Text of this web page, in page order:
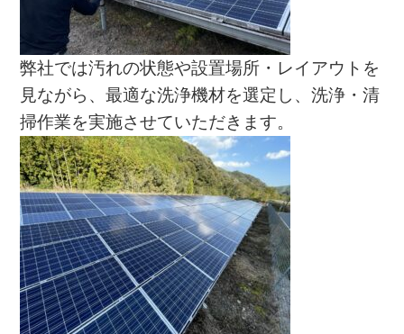
弊社では汚れの状態や設置場所・レイアウトを
見ながら、最適な洗浄機材を選定し、洗浄・清
掃作業を実施させていただきます。